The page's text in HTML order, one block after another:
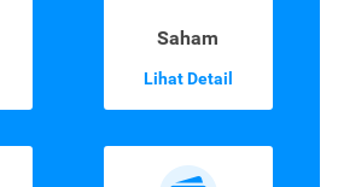
Saham
Lihat Detail